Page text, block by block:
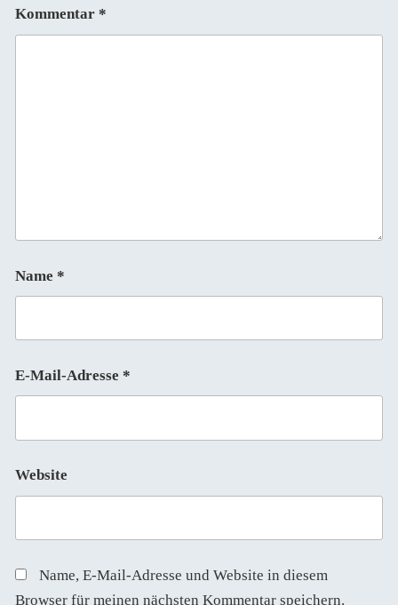
Kommentar *
Name *
E-Mail-Adresse *
Website
Name, E-Mail-Adresse und Website in diesem
Browser für meinen nächsten Kommentar speichern.